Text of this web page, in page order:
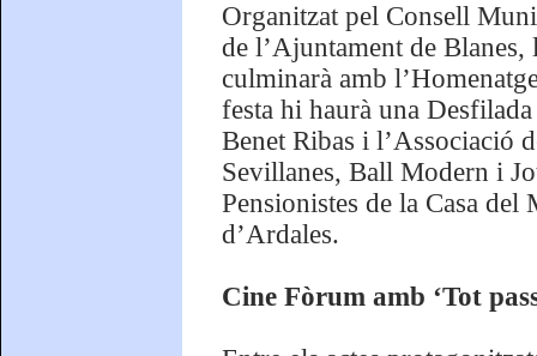
Organitzat pel Consell
de l’Ajuntament de Blanes,
culminarà amb
festa hi haurà una
Benet Ribas i l’Associació
Sevillanes, Ball Modern i
Pensionistes de la Casa
d’Ardales.
Cine Fòrum amb ‘Tot